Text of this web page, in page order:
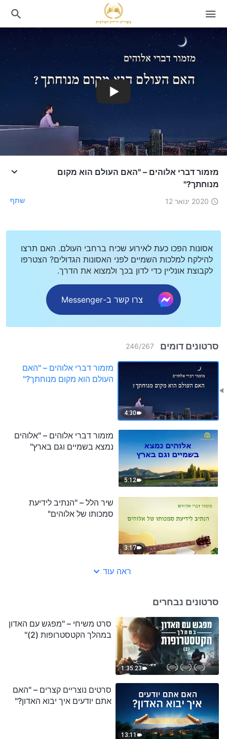
מזמור דברי אלוהים – "האם העולם הוא מקום
מנוחתך?"
2020 ינואר 12 שתף
אסונות הפכו כעת לאירוע שכיח ברחבי העולם. האם תרצו
להילקח למלכות השמיים לפני האסונות הגדולים? הצטרפו
לקבוצת אונליין כדי לדון בכך ולמצוא את הדרך.
צרו קשר ב-Messenger
סרטונים דומים 246/267
4:30
מזמור דברי אלוהים – "האם
העולם הוא מקום מנוחתך?"
5:12
מזמור דברי אלוהים – "אלוהים
נמצא בשמיים וגם בארץ"
3:17
שיר הלל – "הנתיב לידיעת
סמכותו של אלוהים"
ראה עוד
סרטונים נבחרים
1:35:23
סרט משיחי – "מפגש עם האדון
במהלך הקטסטרופות (2)"
13:11
סרטים נוצריים קצרים – "האם
אתם יודעים איך יבוא האדון?"